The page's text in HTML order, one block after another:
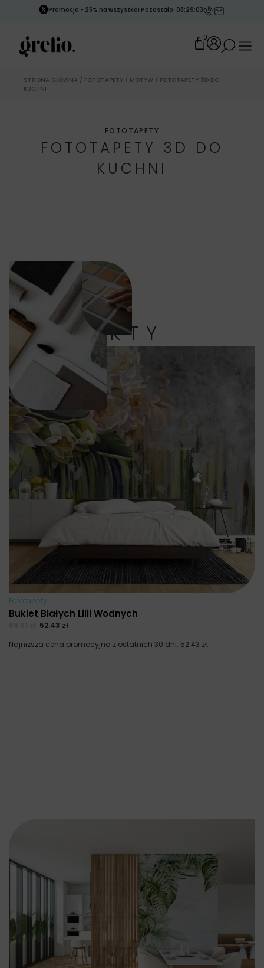
Promocja - 25% na wszystko! Pozostało: 08:29:00
0
STRONA GŁÓWNA / FOTOTAPETY / MOTYW / FOTOTAPETY 3D DO
KUCHNI
FOTOTAPETY
FOTOTAPETY 3D DO
KUCHNI
PRODUKTY
Fototapety
Bukiet Białych Lilii Wodnych
52.43 zł
Najniższa cena promocyjna z ostatnich 30 dni: 52.43 zł.